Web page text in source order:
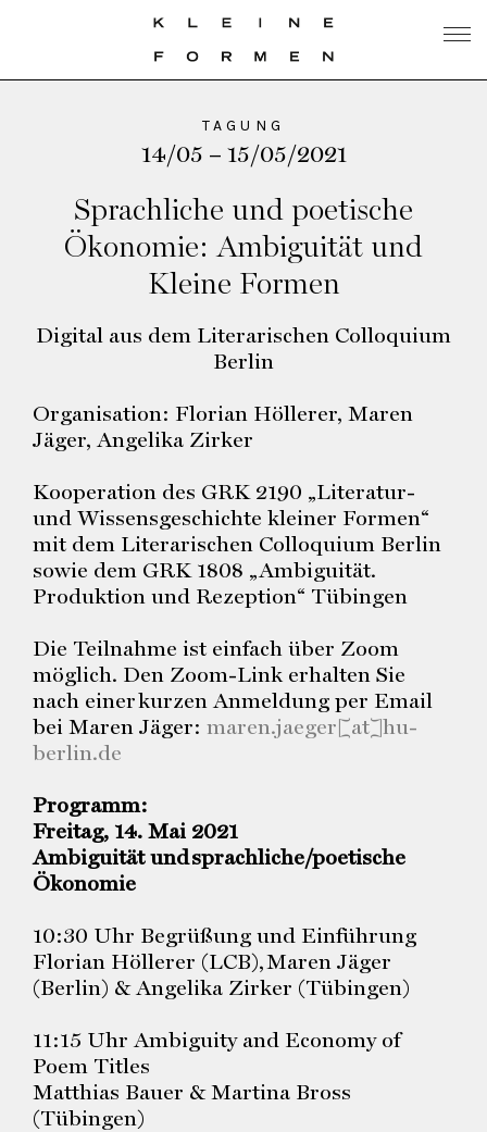
TAGUNG
14/05 – 15/05/2021
Sprachliche und poetische
Ökonomie: Ambiguität und
Kleine Formen
Digital aus dem Literarischen Colloquium
Berlin
Organisation: Florian Höllerer, Maren
Jäger, Angelika Zirker
Kooperation des GRK 2190 „Literatur-
und Wissensgeschichte kleiner Formen“
mit dem Literarischen Colloquium Berlin
sowie dem GRK 1808 „Ambiguität.
Produktion und Rezeption“ Tübingen
Die Teilnahme ist einfach über Zoom
möglich. Den Zoom-Link erhalten Sie
nach einer kurzen Anmeldung per Email
bei Maren Jäger: maren.jaeger[at]hu-
berlin.de
Programm:
Freitag, 14. Mai 2021
Ambiguität und sprachliche/poetische
Ökonomie
10:30 Uhr Begrüßung und Einführung
Florian Höllerer (LCB), Maren Jäger
(Berlin) & Angelika Zirker (Tübingen)
11:15 Uhr Ambiguity and Economy of
Poem Titles
Matthias Bauer & Martina Bross
(Tübingen)